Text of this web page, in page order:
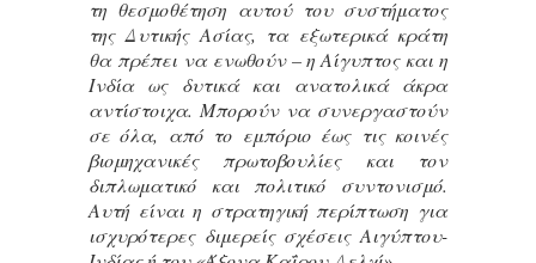
τη θεσμοθέτηση αυτού του συστήματος
της Δυτικής Ασίας, τα εξωτερικά κράτη
θα πρέπει να ενωθούν – η Αίγυπτος και η
Ινδία ως δυτικά και ανατολικά άκρα
αντίστοιχα. Μπορούν να συνεργαστούν
σε όλα, από το εμπόριο έως τις κοινές
βιομηχανικές πρωτοβουλίες και τον
διπλωματικό και πολιτικό συντονισμό.
Αυτή είναι η στρατηγική περίπτωση για
ισχυρότερες διμερείς σχέσεις Αιγύπτου-